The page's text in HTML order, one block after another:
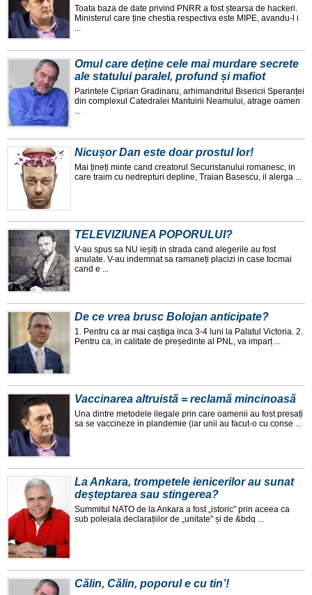
Toata baza de date privind PNRR a fost ștearsa de hackeri.
Ministerul care ține chestia respectiva este MIPE, avandu-l i
Omul care deține cele mai murdare secrete
ale statului paralel, profund și mafiot
Parintele Ciprian Gradinaru, arhimandritul Bisericii Speranței
din complexul Catedralei Mantuirii Neamului, atrage oamen
Nicușor Dan este doar prostul lor!
Mai țineți minte cand creatorul Securistanului romanesc, in
care traim cu nedrepturi depline, Traian Basescu, il alerga ...
TELEVIZIUNEA POPORULUI?
V-au spus sa NU ieșiți in strada cand alegerile au fost
anulate. V-au indemnat sa ramaneți placizi in case tocmai
cand e ...
De ce vrea brusc Bolojan anticipate?
1. Pentru ca ar mai caștiga inca 3-4 luni la Palatul Victoria. 2.
Pentru ca, in calitate de președinte al PNL, va imparț ...
Vaccinarea altruistă = reclamă mincinoasă
Una dintre metodele ilegale prin care oamenii au fost presați
sa se vaccineze in plandemie (iar unii au facut-o cu conse ...
La Ankara, trompetele ienicerilor au sunat
deșteptarea sau stingerea?
Summitul NATO de la Ankara a fost „istoric" prin aceea ca
sub poleiala declarațiilor de „unitate" și de &bdq ...
Călin, Călin, poporul e cu tin’!